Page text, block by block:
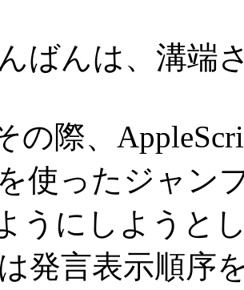
ばんは、溝端
際、
使ったジャン
うにしようと
発言表示順序